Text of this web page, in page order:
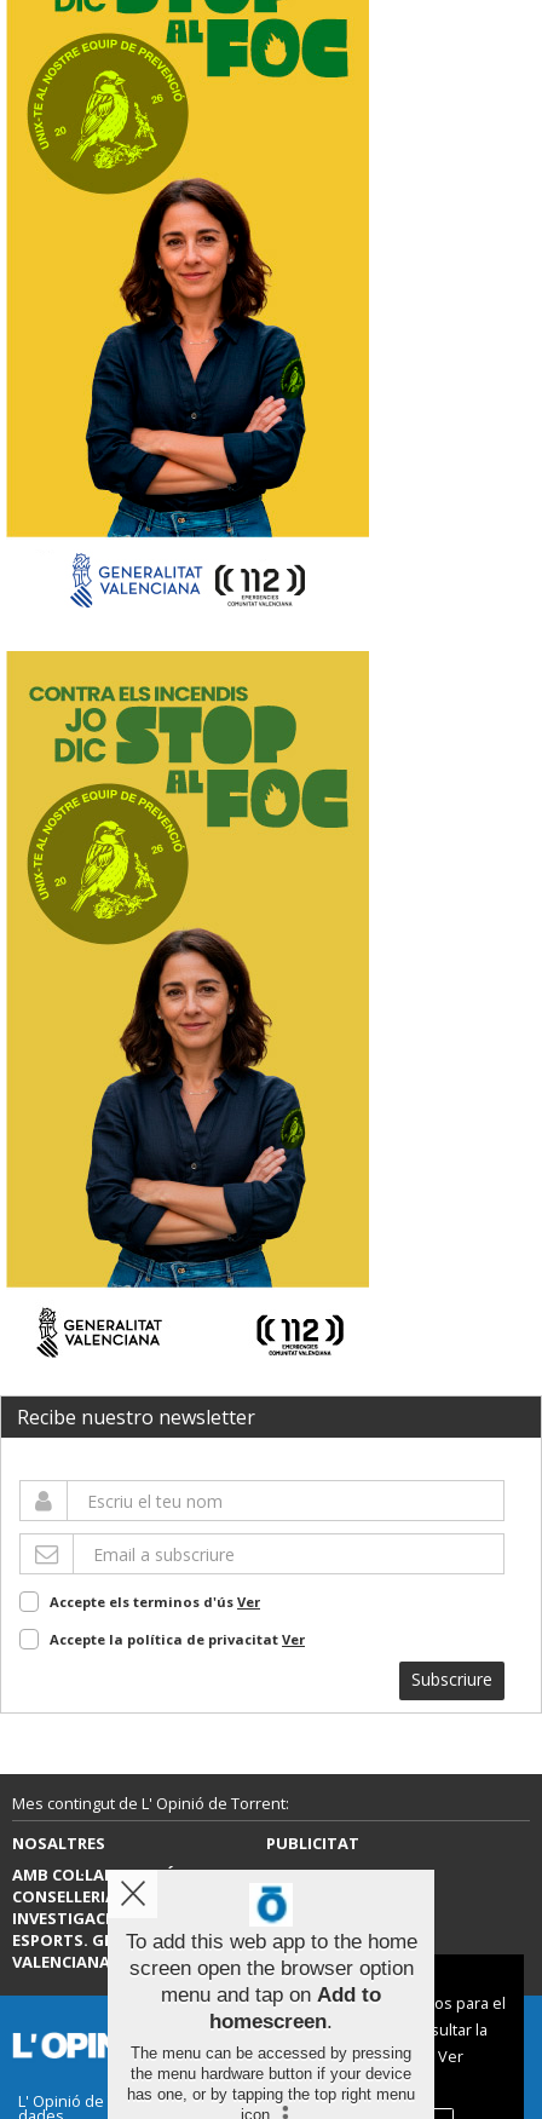
Recibe nuestro newsletter
Accepte els terminos d'ús Ver
Accepte la política de privacitat Ver
Subscriure
Mes contingut de L' Opinió de Torrent:
NOSALTRES
PUBLICITAT
AMB COL·LABORACIÓ DE LA
CONSELLERIA D’EDUCACIÓ,
INVESTIGACIÓ, CULTURA I
ESPORTS. GENERALITAT
VALENCIANA.
CONTACTE
L' Opinió de Torrent |Termes d'ús|Protecció de
To add this web app to the home
screen open the browser option
menu and tap on Add to
homescreen.
The menu can be accessed by pressing
the menu hardware button if your device
has one, or by tapping the top right menu
icon
Aviso sobre el Uso de cookies:
Utilizamos cookies nuestras y de terceros para el
funcionamiento del digital. Puedes consultar la
lista de cookies y como desconectarlas.
Ver
nuestra Política de Privacidad y Cookies